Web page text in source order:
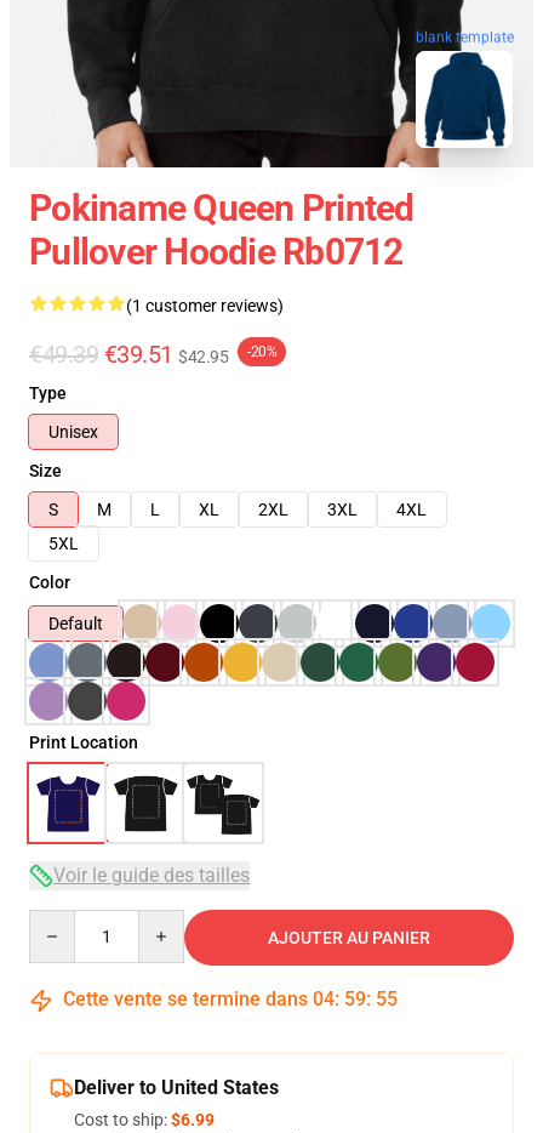
blank template
Pokiname Queen Printed
Pullover Hoodie Rb0712
(1 customer reviews)
€49.39 €39.51 $42.95 -20%
Type
Unisex
Size
S
M L XL 2XL 3XL
4XL
5XL
Color
Default
Print Location
Voir le guide des tailles
AJOUTER AU PANIER
Cette vente se termine dans 04: 59: 54
Deliver to United States
Cost to ship:$6.99